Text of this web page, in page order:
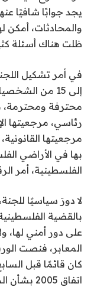
يجد جوابًا شافيًا
والمحادثات،
ظلت هناك أسئلة
إلى 15 من
محترفة ومحترمة،
رئاسي، مرجعيتها
مرجعيتها
بها في الأراضي
الفلسطينية، أمر
لا دورَ سياسيًا
بالقضية
على دور أمني لها،
المعابر، فنصت
كان قائمًا قبل
اتفاق 2005 بشأن المعابر والحدود.